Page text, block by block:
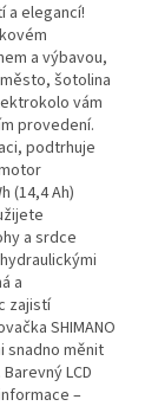
a elegancí!
a výbavou,
šotolina
vám
provedení.
podtrhuje
(14,4 Ah)
a srdce
a
zajistí
SHIMANO
snadno měnit
LCD
–